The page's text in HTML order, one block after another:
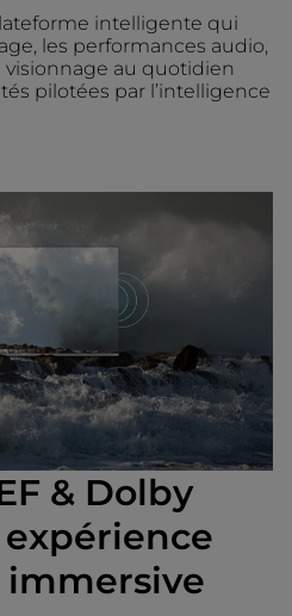
intelligente qui
les performances audio,
visionnage au quotidien
pilotées par l’intelligence
& Dolby